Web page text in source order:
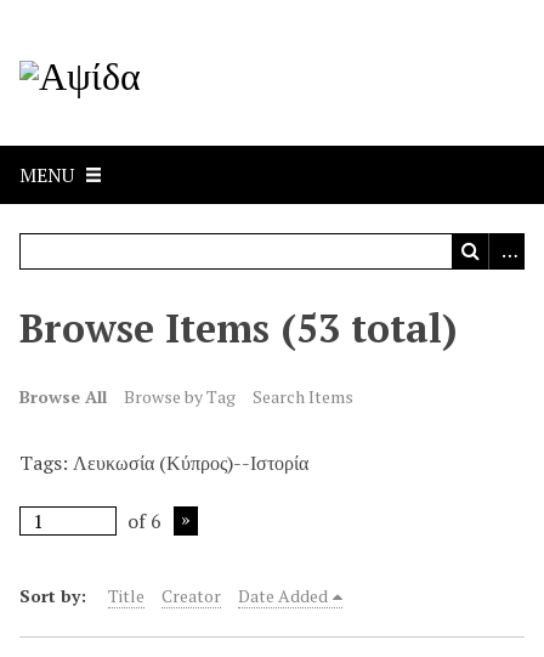
MENU
Browse Items (53 total)
Browse All Browse by Tag Search Items
Tags: Λευκωσία (Κύπρος)--Ιστορία
of 6
Sort by: Title Creator Date Added